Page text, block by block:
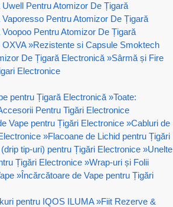
Pentru Atomizor De Țigară
Pentru Atomizor De Țigară
Pentru Atomizor De Țigară
OXVA »Rezistente si Capsule Smoktech
De Țigară Electronică »Sârmă și Fire
Electronice
pentru Țigară Electronică »Toate:
Pentru Tigări Electronice
Vape pentru Țigări Electronice »Cabluri de
»Flacoane de Lichid pentru Țigări
tip-uri) pentru Țigări Electronice »Unelte
Țigări Electronice »Wrap-uri și Folii
»Încărcătoare de Vape pentru Țigări
pentru IQOS ILUMA »Fiit Rezerve &